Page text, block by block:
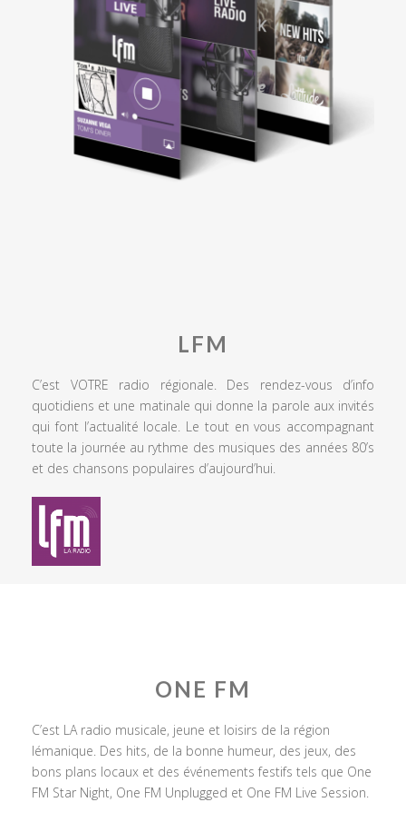
LFM
C’est VOTRE radio régionale. Des rendez-vous d’info
quotidiens et une matinale qui donne la parole aux invités
qui font l’actualité locale. Le tout en vous accompagnant
toute la journée au rythme des musiques des années 80’s
et des chansons populaires d’aujourd’hui.
ONE FM
C’est LA radio musicale, jeune et loisirs de la région
lémanique. Des hits, de la bonne humeur, des jeux, des
bons plans locaux et des événements festifs tels que One
FM Star Night, One FM Unplugged et One FM Live Session.